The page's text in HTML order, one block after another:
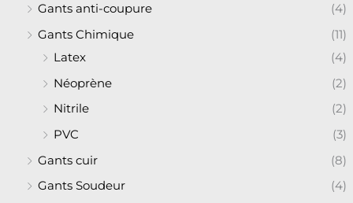
Gants anti-coupure
(4)
Gants Chimique
(11)
Latex
(4)
Néoprène
(2)
Nitrile
(2)
PVC
(3)
Gants cuir
(8)
Gants Soudeur
(4)